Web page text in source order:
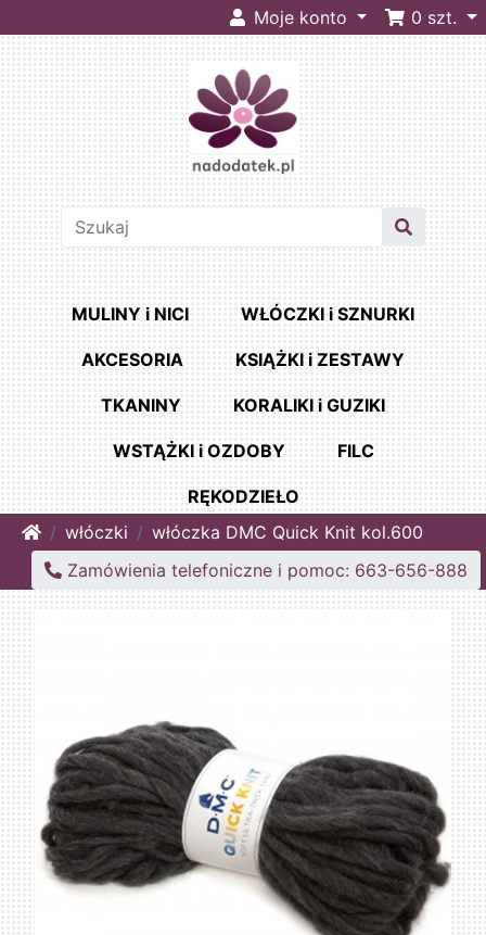
Moje konto 0 szt.
MULINY i NICI WŁÓCZKI i SZNURKI
AKCESORIA KSIĄŻKI i ZESTAWY
TKANINY KORALIKI i GUZIKI
WSTĄŻKI i OZDOBY FILC
RĘKODZIEŁO
Homewłóczki
włóczka DMC Quick Knit kol.600
Zamówienia telefoniczne i pomoc: 663-656-888